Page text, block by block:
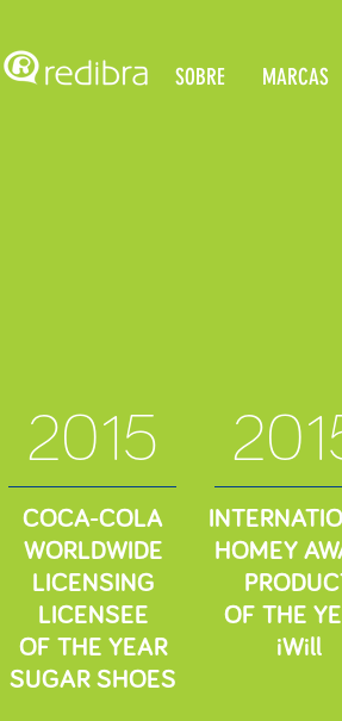
SOBRE MARCAS
2015
COCA-COLA
WORLDWIDE
LICENSING
LICENSEE
OF THE YEAR
SUGAR SHOES
HOMEY
OF THE
iWill